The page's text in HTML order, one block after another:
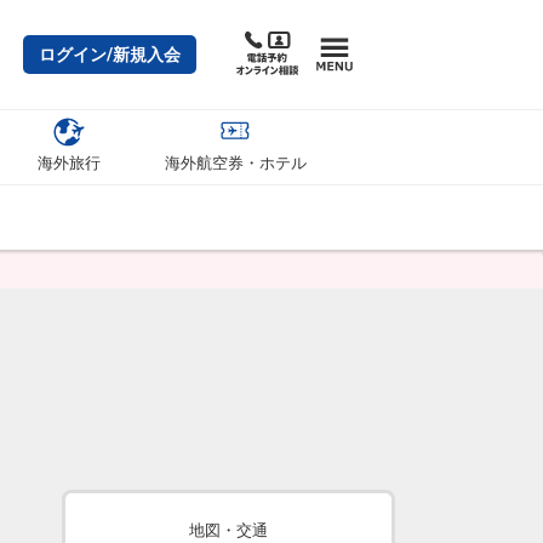
ログイン/新規入会
海外旅行 海外航空券・ホテル
地図・交通